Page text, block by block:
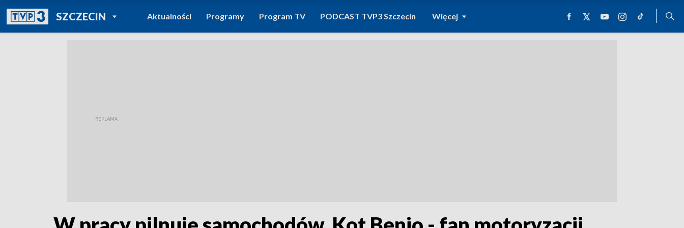
SZCZECINPOWRÓT DO
TVP REGIONY
Aktualności Programy Program TV PODCAST TVP3 Szczecin Więcej